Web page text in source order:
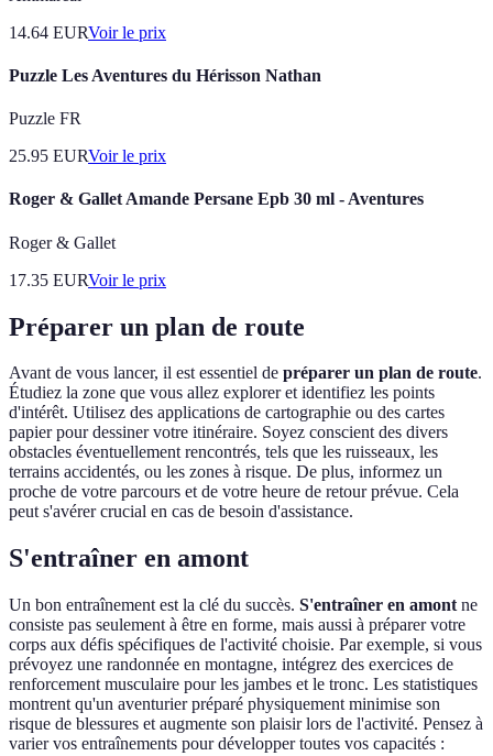
14.64 EURVoir le prix
Puzzle Les Aventures du Hérisson Nathan
Puzzle FR
25.95 EURVoir le prix
Roger & Gallet Amande Persane Epb 30 ml - Aventures
Roger & Gallet
17.35 EURVoir le prix
Préparer un plan de route
Avant de vous lancer, il est essentiel de préparer un plan de route.
Étudiez la zone que vous allez explorer et identifiez les points
d'intérêt. Utilisez des applications de cartographie ou des cartes
papier pour dessiner votre itinéraire. Soyez conscient des divers
obstacles éventuellement rencontrés, tels que les ruisseaux, les
terrains accidentés, ou les zones à risque. De plus, informez un
proche de votre parcours et de votre heure de retour prévue. Cela
peut s'avérer crucial en cas de besoin d'assistance.
S'entraîner en amont
Un bon entraînement est la clé du succès. S'entraîner en amont ne
consiste pas seulement à être en forme, mais aussi à préparer votre
corps aux défis spécifiques de l'activité choisie. Par exemple, si vous
prévoyez une randonnée en montagne, intégrez des exercices de
renforcement musculaire pour les jambes et le tronc. Les statistiques
montrent qu'un aventurier préparé physiquement minimise son
risque de blessures et augmente son plaisir lors de l'activité. Pensez à
varier vos entraînements pour développer toutes vos capacités :